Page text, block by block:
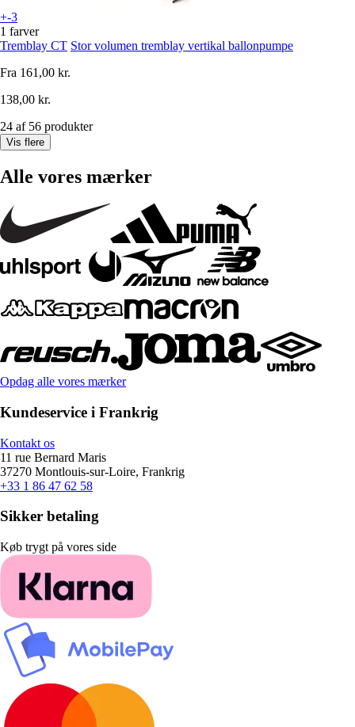
+-3
1 farver
Tremblay CT Stor volumen tremblay vertikal ballonpumpe
Fra 161,00 kr.
138,00 kr.
24 af 56 produkter
Vis flere
Alle vores mærker
Opdag alle vores mærker
Kundeservice i Frankrig
Kontakt os
11 rue Bernard Maris
37270 Montlouis-sur-Loire, Frankrig
+33 1 86 47 62 58
Sikker betaling
Køb trygt på vores side